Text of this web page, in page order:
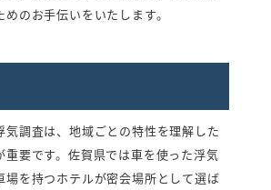
のお手伝いをいたします。
気調査は、地域ごとの特性を理解した
重要です。佐賀県では車を使った浮気
場を持つホテルが密会場所として選ば